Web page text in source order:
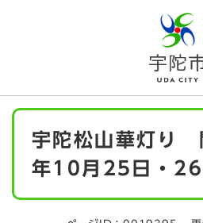
メニューを飛ばし
本
宇陀松山華灯り
年10月25日・26